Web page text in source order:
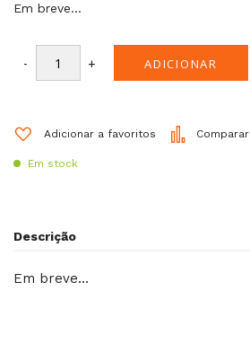
Em breve…
- + ADICIONAR
Adicionar a favoritos Comparar
Em stock
Descrição
Em breve…